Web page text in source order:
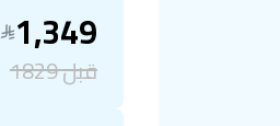
1,349
قبل1829